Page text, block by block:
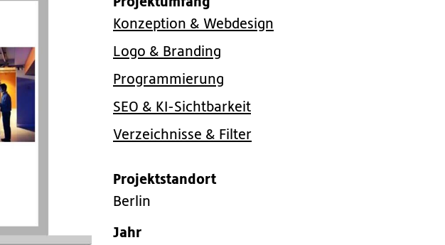
Konzeption & Webdesign
Logo & Branding
Programmierung
SEO & KI-Sichtbarkeit
Verzeichnisse & Filter
Projektstandort
Berlin
Jahr